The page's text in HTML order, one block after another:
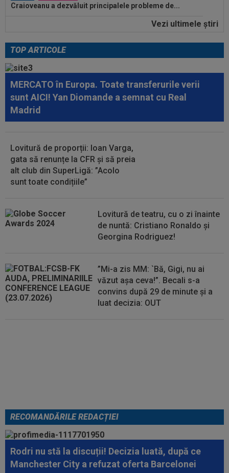
Craioveanu a dezvăluit principalele probleme de...
Nana Falemi i-a spus lui Gigi Becali ce decizie
08:30
Coșmar pentru Alexi Pitu, după UTA Arad -
Rapid! Cât ar putea lipsi
08:15
Rodri nu stă la discuții! Decizia luată, după ce
Manchester City a refuzat...
08:04 FOTO
Trei jucători au primit aceeași notă,
08:03 EXCLUSIV
Rapid s-a convins de Filip
Stojilkovic, după doar o singură repriză
08:00
(P) Un pariu de doar 5 Lei s-a transformat într-
Vezi ultimele ştiri
TOP ARTICOLE
MERCATO în Europa. Toate transferurile verii
sunt AICI! Yan Diomande a semnat cu Real
Madrid
Lovitură de proporții: Ioan Varga,
gata să renunțe la CFR și să preia
alt club din SuperLigă: ”Acolo
sunt toate condițiile”
Lovitură de teatru, cu o zi înainte
de nuntă: Cristiano Ronaldo și
Georgina Rodriguez!
”Mi-a zis MM: `Bă, Gigi, nu ai
văzut așa ceva!”. Becali s-a
convins după 29 de minute și a
luat decizia: OUT
RECOMANDĂRILE REDACȚIEI
Rodri nu stă la discuții! Decizia luată, după ce
Manchester City a refuzat oferta Barcelonei